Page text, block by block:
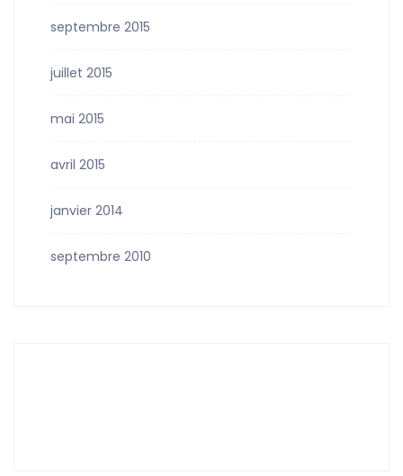
septembre 2015
juillet 2015
mai 2015
avril 2015
janvier 2014
septembre 2010